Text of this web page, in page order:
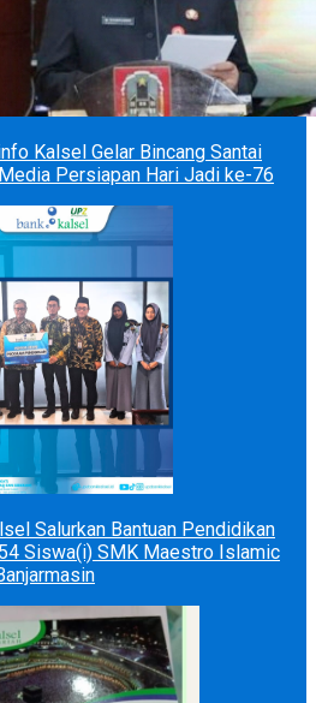
Kalsel Gelar Bincang Santai
Persiapan Hari Jadi ke-76
Salurkan Bantuan Pendidikan
Siswa(i) SMK Maestro Islamic